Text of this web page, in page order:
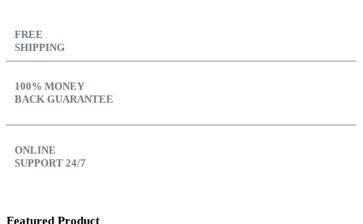
FREE
SHIPPING
100% MONEY
BACK GUARANTEE
ONLINE
SUPPORT 24/7
Featured Product